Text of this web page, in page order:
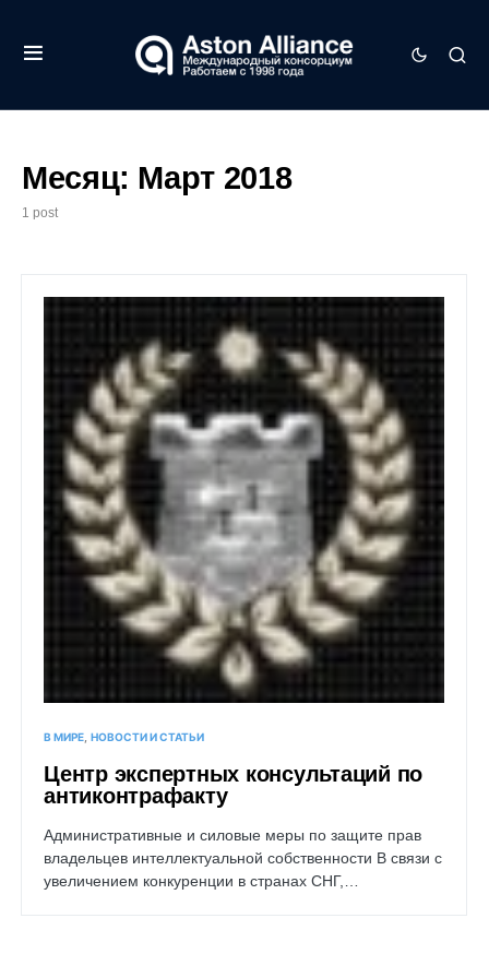
Месяц: Март 2018
1 post
В МИРЕ НОВОСТИ И СТАТЬИ
Центр экспертных консультаций по
антиконтрафакту
Административные и силовые меры по защите прав
владельцев интеллектуальной собственности В связи с
увеличением конкуренции в странах СНГ,…